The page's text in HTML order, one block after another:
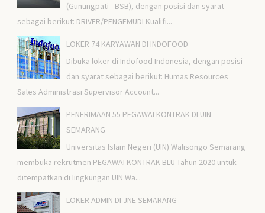
(Gunungpati - BSB), dengan posisi dan syarat
sebagai berikut: DRIVER/PENGEMUDI Kualifi...
LOKER 74 KARYAWAN DI INDOFOOD
Dibuka loker di Indofood Indonesia, dengan posisi
dan syarat sebagai berikut: Humas Resources
Sales Administrasi Supervisor Account...
PENERIMAAN 55 PEGAWAI KONTRAK DI UIN
SEMARANG
Universitas Islam Negeri (UIN) Walisongo Semarang
membuka rekrutmen PEGAWAI KONTRAK BLU Tahun 2020 untuk
ditempatkan di lingkungan UIN Wa...
LOKER ADMIN DI JNE SEMARANG